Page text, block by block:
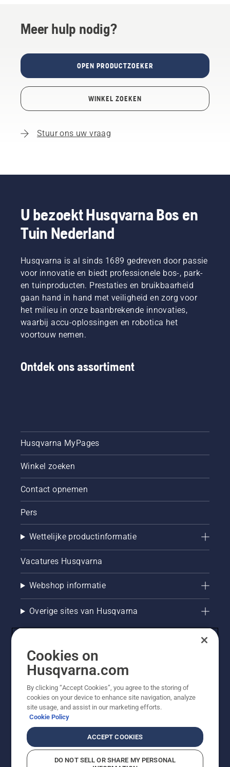
Meer hulp nodig?
OPEN PRODUCTZOEKER
WINKEL ZOEKEN
Stuur ons uw vraag
U bezoekt Husqvarna Bos en
Tuin Nederland
Husqvarna is al sinds 1689 gedreven door passie
voor innovatie en biedt professionele bos-, park-
en tuinproducten. Prestaties en bruikbaarheid
gaan hand in hand met veiligheid en zorg voor
het milieu in onze baanbrekende innovaties,
waarbij accu-oplossingen en robotica het
voortouw nemen.
Ontdek ons assortiment
Husqvarna MyPages
Winkel zoeken
Contact opnemen
Pers
Wettelijke productinformatie
Vacatures Husqvarna
Webshop informatie
Overige sites van Husqvarna
© Husqvarna AB (publ). Alle rechten voorbehouden. De
getoonde prijzen zijn consumentenadviesprijzen. Alle
vermelde prijzen zijn adviesverkoopprijzen (incl. BTW),
tenzij het product beschikbaar is voor directe aankoop.
CookiebeleidGebruiksvoorwaarden Privacyverklaring
Cookies on
Husqvarna.com
By clicking “Accept Cookies”, you agree to the storing of
cookies on your device to enhance site navigation, analyze
site usage, and assist in our marketing efforts.
Cookie Policy
ACCEPT COOKIES
DO NOT SELL OR SHARE MY PERSONAL